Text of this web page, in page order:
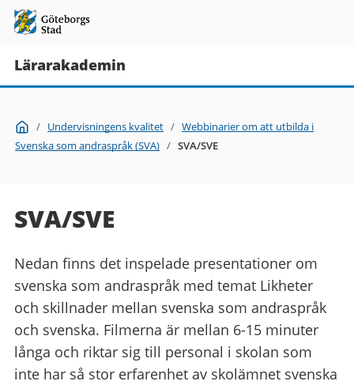
Lärarakademin
Du
är
Start
/ Undervisningens kvalitet / Webbinarier om att utbilda i
Svenska som andraspråk (SVA) / SVA/SVE
SVA/SVE
Nedan finns det inspelade presentationer om
svenska som andraspråk med temat Likheter
och skillnader mellan svenska som andraspråk
och svenska. Filmerna är mellan 6-15 minuter
långa och riktar sig till personal i skolan som
inte har så stor erfarenhet av skolämnet svenska